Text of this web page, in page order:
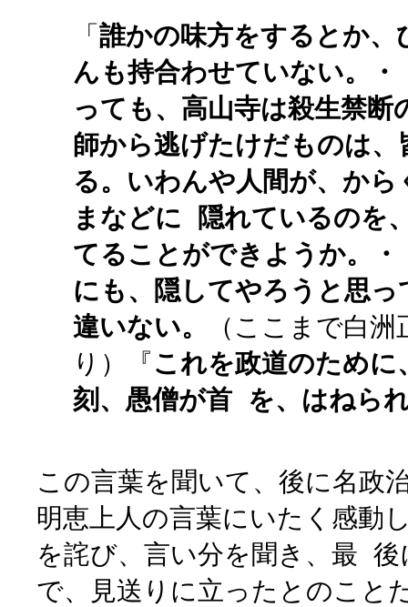
「 誰かの味方をするとか
んも持合わせていない。
っても、高山寺は殺生禁
師から逃げたけだものは
る。いわんや人間が、か
まなどに 隠れているのを
てることができようか。
にも、隠してやろうと思
違いない。
（ここまで白
り）『これを政道のため
刻、愚僧が首 を、はねら
この言葉を聞いて、後に名政
明恵上人の言葉にいたく感動
を詫び、言い分を聞き、最
で、見送りに立ったとのこと